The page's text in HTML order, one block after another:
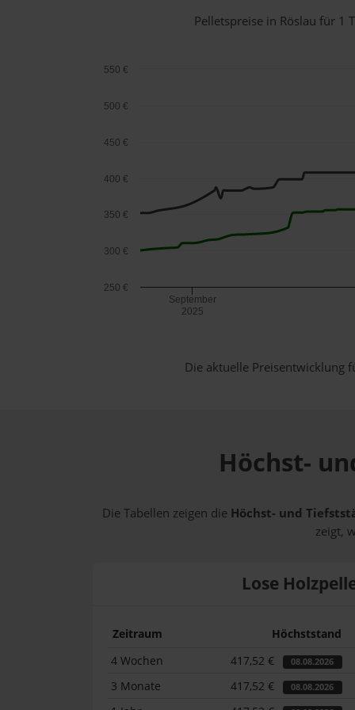
Pelletspreise in Röslau für 1
September
2025
250 €
300 €
350 €
400 €
450 €
500 €
550 €
Die aktuelle Preisentwicklung
Höchst-
Die Tabellen zeigen die Höchst- und
zeigt,
Lose
Zeitraum Höchststand
4 Wochen
417,52 € 08.08.2026
3 Monate 417,52 € 08.08.2026